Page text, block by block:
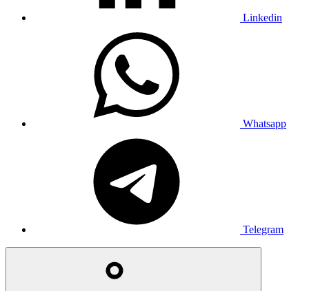
Linkedin
Whatsapp
Telegram